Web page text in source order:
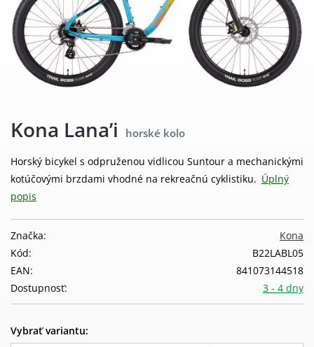
Kona Lana’i horské kolo
Horský bicykel s odpruženou vidlicou Suntour a mechanickými
kotúčovými brzdami vhodné na rekreačnú cyklistiku. Úplný
popis
Kona
Značka:
B22LABL05
Kód:
841073144518
EAN:
3 - 4 dny
Dostupnosť:
Vybrať variantu: